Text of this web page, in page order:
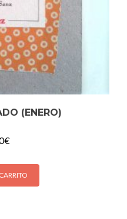
(ENERO)
€